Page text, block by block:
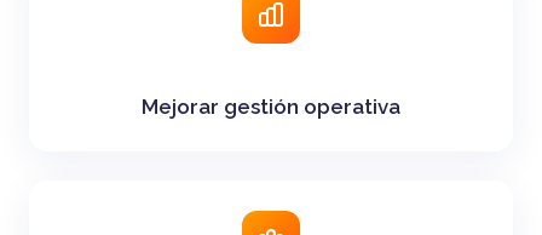
Mejorar gestión operativa